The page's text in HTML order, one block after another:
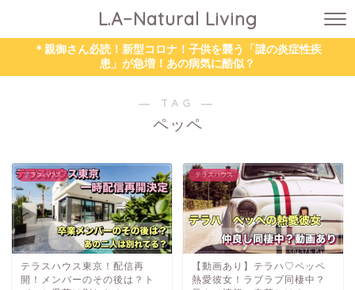
L.A−Natural Living
＊親御さん必読！新型コロナ！子供を襲う「謎の炎症性疾
患」が急増！あの病気に酷似？
― TAG ―
ペッペ
テラスハウス
テラスハウス東京！配信再
開！メンバーのその後は？ト
テラスハウス
【動画あり】テラハ♡ペッペ
熱愛彼女！ラブラブ同棲中？